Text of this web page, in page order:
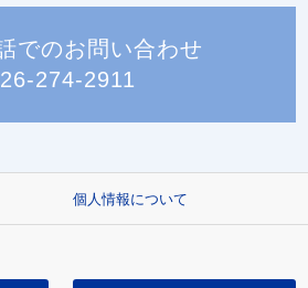
でのお問い合わせ
274-2911
個人情報について